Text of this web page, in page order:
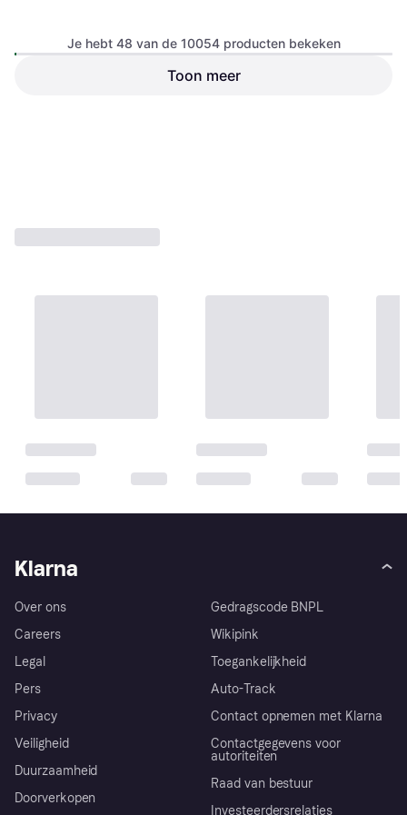
Birkenstock Big Buckle EVA
Birkenstock Arizona Birko-
Je hebt 48 van de 10054 producten bekeken
Toon meer
Klarna
Over ons
Careers
Legal
Pers
Privacy
Veiligheid
Duurzaamheid
Doorverkopen
Gedragscode BNPL
Wikipink
Toegankelijkheid
Auto-Track
Contact opnemen met Klarna
Contactgegevens voor
autoriteiten
Raad van bestuur
Investeerdersrelaties